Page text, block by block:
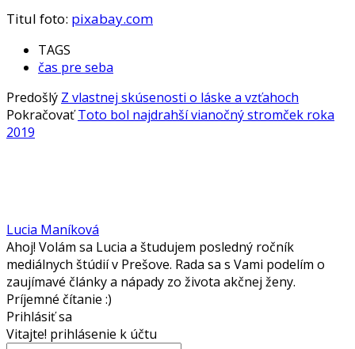
Titul foto: pixabay.com
TAGS
čas pre seba
Predošlý Z vlastnej skúsenosti o láske a vzťahoch
Pokračovať Toto bol najdrahší vianočný stromček roka
2019
Lucia Maníková
Ahoj! Volám sa Lucia a študujem posledný ročník
mediálnych štúdií v Prešove. Rada sa s Vami podelím o
zaujímavé články a nápady zo života akčnej ženy.
Príjemné čítanie :)
Prihlásiť sa
Vitajte! prihlásenie k účtu